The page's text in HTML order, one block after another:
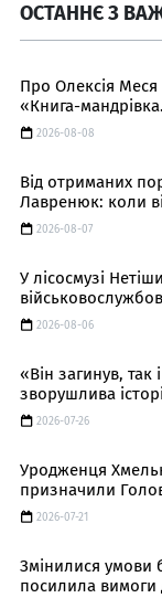
ОСТАННЄ З
Про Олексія Меся
«Книга-
2026-08-08
Від отриманих
Лавренюк: коли
2026-08-07
У лісосмузі
2026-08-06
«Він загинув, так
зворушлива
2026-07-26
Уродженця
призначили
2026-07-21
Змінилися
посилила вимоги